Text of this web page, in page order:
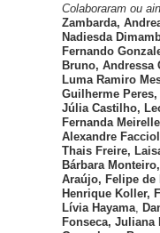
Colaboraram ou
Zambarda,
Nadiesda
Fernando
Bruno, Andressa
Luma Ramiro
Guilherme
Júlia Castilho,
Fernanda
Alexandre
Thais Freire,
Bárbara
Araújo, Felipe de
Henrique Koller,
Lívia Hayama,
Fonseca,